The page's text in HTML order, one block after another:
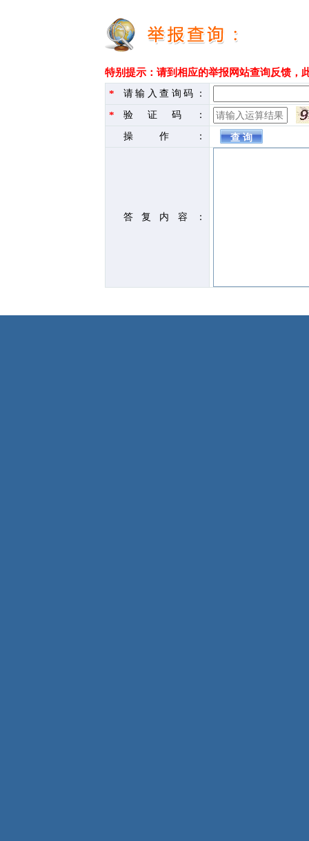
特别提示：请到相应的举报网站查询反馈，
*
请输入查询码：
* 验证码：
操作：
答复内容：